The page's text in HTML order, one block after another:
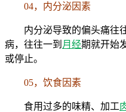
04，内分泌因素
内分泌导致的偏头痛往
病，往往一到 月经期就开始
或停止。
05，饮食因素
食用过多的味精、加工